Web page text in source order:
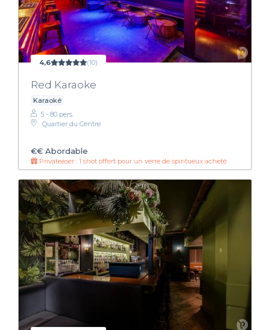
4,6 (10)
Red Karaoke
Karaoké
5 - 80 pers.
Quartier du Centre
€€ Abordable
Privateaser : 1 shot offert pour un verre de spiritueux acheté